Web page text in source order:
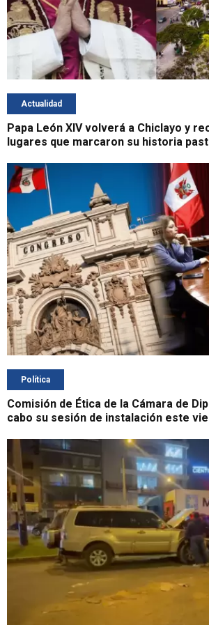
Actualidad
Papa León XIV volverá a Chiclayo y
lugares que marcaron su historia
Política
Comisión de Ética de la Cámara de
cabo su sesión de instalación este